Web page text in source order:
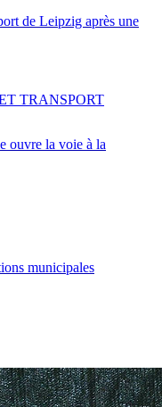
de Leipzig après une
ouvre la voie à la
TRANSPORT
municipales